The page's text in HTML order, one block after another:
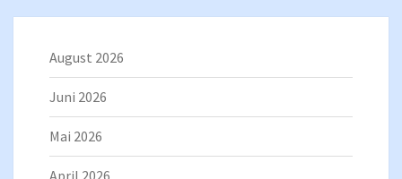
August 2026
Juni 2026
Mai 2026